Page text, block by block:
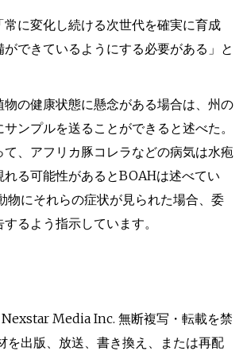
常に変化し続ける次世代を確実に育成
ができているようにする必要がある」と
物の健康状態に懸念がある場合は、州の
ンプルを送ることができると述べた。
て、アフリカ豚コレラなどの病気は水疱
れる可能性があるとBOAHは述べてい
物にそれらの症状が見られた場合、委
るよう指示しています。
Media Inc. 無断複写・転載を禁
を出版、放送、書き換え、または再配